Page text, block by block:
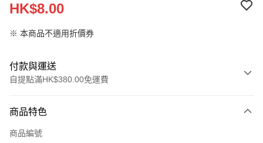
HK$8.00
※ 本商品不適用折價券
付款與運送
自提點滿HK$380.00免運費
信用卡
Apple Pay
商品特色
商品編號